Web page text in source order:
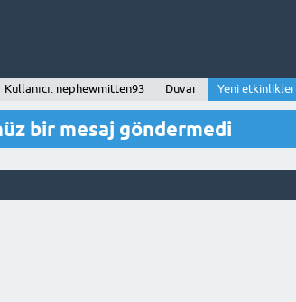
Kullanıcı: nephewmitten93 Duvar Yeni etkinlikler
bir mesaj göndermedi